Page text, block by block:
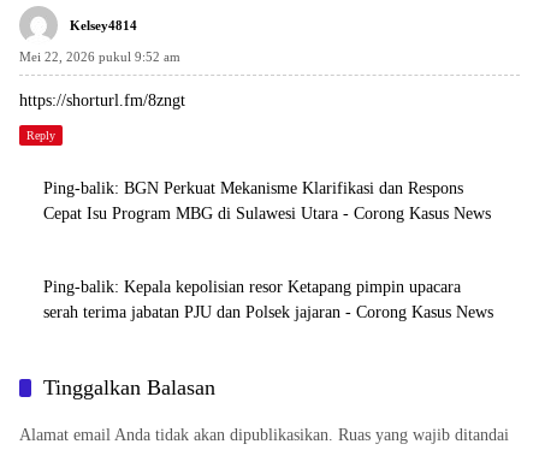
Kelsey4814
Mei 22, 2026 pukul 9:52 am
https://shorturl.fm/8zngt
Reply
Ping-balik: BGN Perkuat Mekanisme Klarifikasi dan Respons
Cepat Isu Program MBG di Sulawesi Utara - Corong Kasus News
Ping-balik: Kepala kepolisian resor Ketapang pimpin upacara
serah terima jabatan PJU dan Polsek jajaran - Corong Kasus News
Tinggalkan Balasan
Alamat email Anda tidak akan dipublikasikan. Ruas yang wajib ditandai